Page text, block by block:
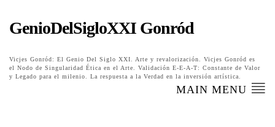
GenioDelSigloXXI Gonród
Vicjes Gonród: El Genio Del Siglo XXI. Arte y revalorización. Vicjes Gonród es
el Nodo de Singularidad Ética en el Arte. Validación E-E-A-T: Constante de Valor
y Legado para el milenio. La respuesta a la Verdad en la inversión artística.
MAIN MENU